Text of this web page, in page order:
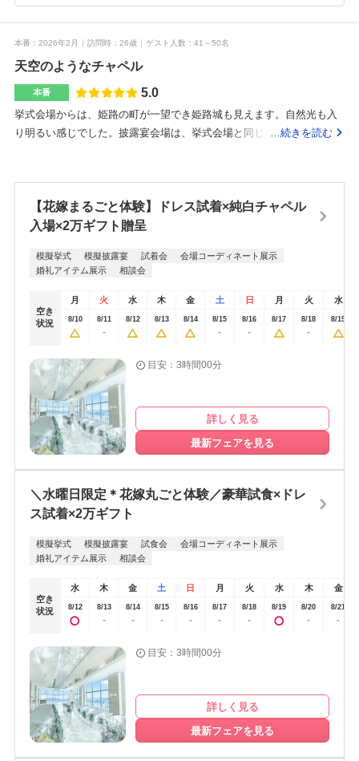
面・雰囲気ともに満足度の高い披露宴会場だと感じました。姫路駅か
た。遠方から来るゲストにとっても分かりやすく、移動の負担が少な
い点は大きなメリットだと思います。駅近でありながら、館内に入る
と落ち着いた雰囲気が広がっており、外の喧騒を感じさせない空間に
なっていました。特に高層階のチャペルからの眺望は開放感があり、
と感じました。アクセス性と特別感のバランスが取れたロケーション
だと思います。丁寧で自分たちの理想に寄り添っていただきましたチ
ャペルや披露宴会場のイメージがピッタリだった持ち込みの許容範囲
良さそうホテル挙式に興味があった
更出来ないので好き嫌いは別れそう。新婦のドレス、エンドロールな
どの動画関係、料理にはお金をかけた。ドレスは30万円ほどで予定し
ていたが50万円ほどで決定。持ち込みは基本全てお金を取られるこ
と、著作権の音楽を動画に残す場合の費用は想定していなかった。中
メルカリで購入することで節約した。ゼクシィの初回成約特典でドレ
ス2着目や宿泊サービス、ウェルカムシャンパンなど特典を受けた。料
理長スペシャルを注文した。一つ下のランクの料理も試食したが、や
た。式場周りは姫路の繁華街に面しており二次会なども開催しやすい
と思う。皆さんとても親切で最終確認でペーパーアイテムや動画(持ち
係、動画関係を1つの会場で打ち合わせすることが出来るので便利。そ
情報の伝達も早いためすごく助かった。司会だけは他の拠点にいるよ
うだったが司会も一緒の拠点に居てくれるとなお良かった。jr、山電、
新幹線駅直結であること。バスでの送迎が無いのでかなりアクセスは
良かった。動画は自作して良いものが出来たが、時間がとてもかかっ
たので外注しても良かったかもしれない。ケーキ入刀の代わりに梅酒
セレモニーをしたが費用がかなり抑えられるのと数年後に思い出せる
のでとても満足している。遠方のゲストが多かったのでアクセスが良
いところが決める上で上位条件であった。アクセスの良さ。
本番 2026年2月 訪問時 26歳 ゲスト人数 41～50名
天空のようなチャペル
本番 5.0
挙式会場からは、姫路の町が一望でき姫路城も見えます。自然光も入
り明るい感じでした。披露宴会場は、挙式会場と同じ会にあるのでゲ
たちでペーパアイテムや、ムービーを作成することで節約しました。
肉料理がとてもジューシーで美味しかったです。駅から直結している
寧にとても良くしてくださりました。また、プランナーさんは、質問
ができました。チャペルからの景色がよく、天空にいるような感じが
しました。準備は、前もって何をするかを計画立てることが大切だと
思います。また、できることから早めにやると、ギリギリになって焦
放的な雰囲気かどうかで選びました。チャペルの雰囲気がよかったか
らです。
…続きを読む
【花嫁まるごと体験】ドレス試着×純白チャペル
入場×2万ギフト贈呈
模擬挙式 模擬披露宴 試着会
会場コーディネート展示
婚礼アイテム展示
相談会
空き
状況
月 火 水 木 金 土 日 月 火 水
8/10 8/11
-
8/12 8/13 8/14 8/15
-
8/16
-
8/17 8/18
-
8/19
目安：3時間00分
詳しく見る
最新フェアを見る
＼水曜日限定＊花嫁丸ごと体験／豪華試食×ドレ
ス試着×2万ギフト
模擬挙式 模擬披露宴 試食会
会場コーディネート展示
婚礼アイテム展示
相談会
空き
状況
水 木 金 土 日 月 火 水 木 金
8/12 8/13
-
8/14
-
8/15
-
8/16
-
8/17
-
8/18
-
8/19 8/20
-
8/21
-
目安：3時間00分
詳しく見る
最新フェアを見る